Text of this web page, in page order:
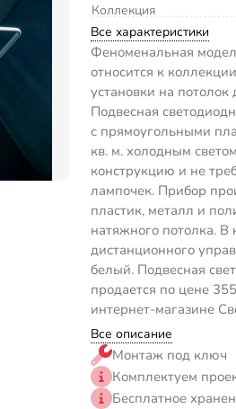
Коллекция
Все характеристики
Феноменальная
относится к
установки на
Подвесная
с прямоугольными
кв. м. холодным
конструкцию и не
лампочек. Прибор
пластик, металл и
натяжного потолка. В
дистанционного
белый. Подвесная
продается по цене
интернет-магазине
Все описание
Монтаж под ключ
Комплектуем
Бесплатное